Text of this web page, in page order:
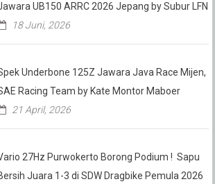
UB150 ARRC 2026 Jepang by Subur LFN
18 Juni, 2026
Underbone 125Z Jawara Java Race Mijen,
Racing Team by Kate Montor Maboer
21 April, 2026
27Hz Purwokerto Borong Podium ! Sapu
Juara 1-3 di SDW Dragbike Pemula 2026